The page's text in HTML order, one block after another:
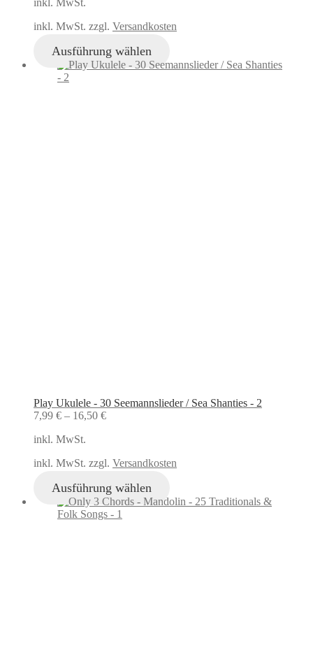
inkl. MwSt. zzgl. Versandkosten
Ausführung wählen
Play Ukulele - 30 Seemannslieder / Sea Shanties - 2
7,99 € – 16,50 €
inkl. MwSt.
inkl. MwSt. zzgl. Versandkosten
Ausführung wählen